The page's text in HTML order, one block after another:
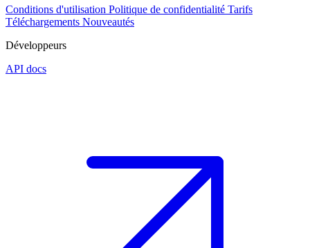
Conditions d'utilisation Politique de confidentialité Tarifs
Téléchargements Nouveautés
Développeurs
API docs